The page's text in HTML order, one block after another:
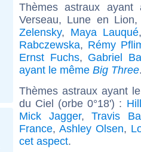
Thèmes astraux
Verseau, Lune en
Zelensky, Maya Lauqué
Rabczewska, Rémy
Ernst Fuchs, Gabriel
ayant le même Big Three
Thèmes astraux ayant
du Ciel (orbe 0°18') :
Mick Jagger,Travis
France, Ashley Olsen,
cet aspect.